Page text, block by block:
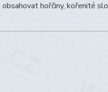
hořčiny, kořenité